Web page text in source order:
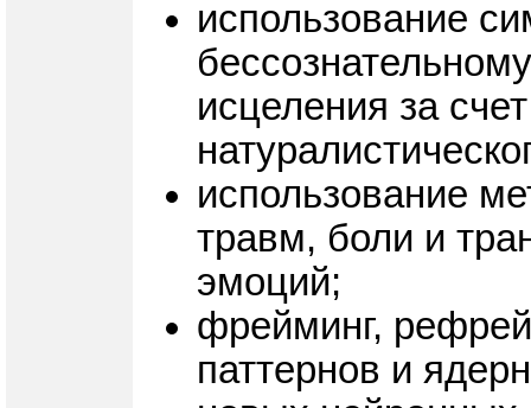
использование
исцеления за
использование
травм, боли и
эмоций;
фрейминг,
паттернов и